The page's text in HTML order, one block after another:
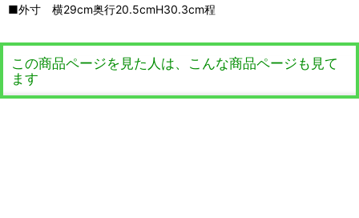
■外寸 横29cm奥行20.5cmH30.3cm程
この商品ページを見た人は、こんな商品ページも見て
ます